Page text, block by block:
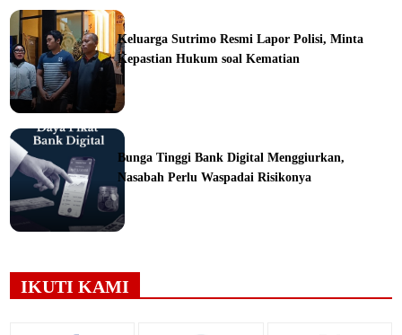
Keluarga Sutrimo Resmi Lapor Polisi, Minta
Kepastian Hukum soal Kematian
Bunga Tinggi Bank Digital Menggiurkan,
Nasabah Perlu Waspadai Risikonya
IKUTI KAMI